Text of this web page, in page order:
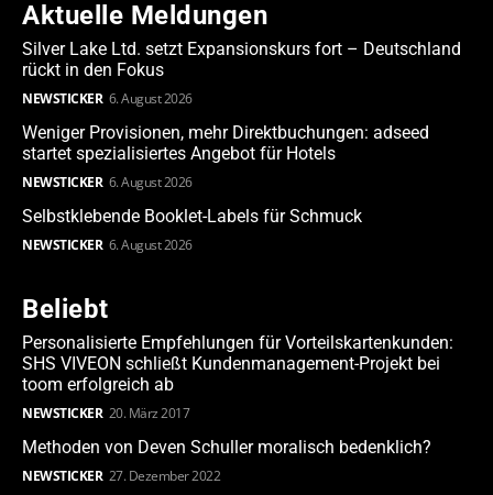
Aktuelle Meldungen
Silver Lake Ltd. setzt Expansionskurs fort – Deutschland
rückt in den Fokus
NEWSTICKER 6. August 2026
Weniger Provisionen, mehr Direktbuchungen: adseed
startet spezialisiertes Angebot für Hotels
NEWSTICKER 6. August 2026
Selbstklebende Booklet-Labels für Schmuck
NEWSTICKER 6. August 2026
Beliebt
Personalisierte Empfehlungen für Vorteilskartenkunden:
SHS VIVEON schließt Kundenmanagement-Projekt bei
toom erfolgreich ab
NEWSTICKER 20. März 2017
Methoden von Deven Schuller moralisch bedenklich?
NEWSTICKER 27. Dezember 2022